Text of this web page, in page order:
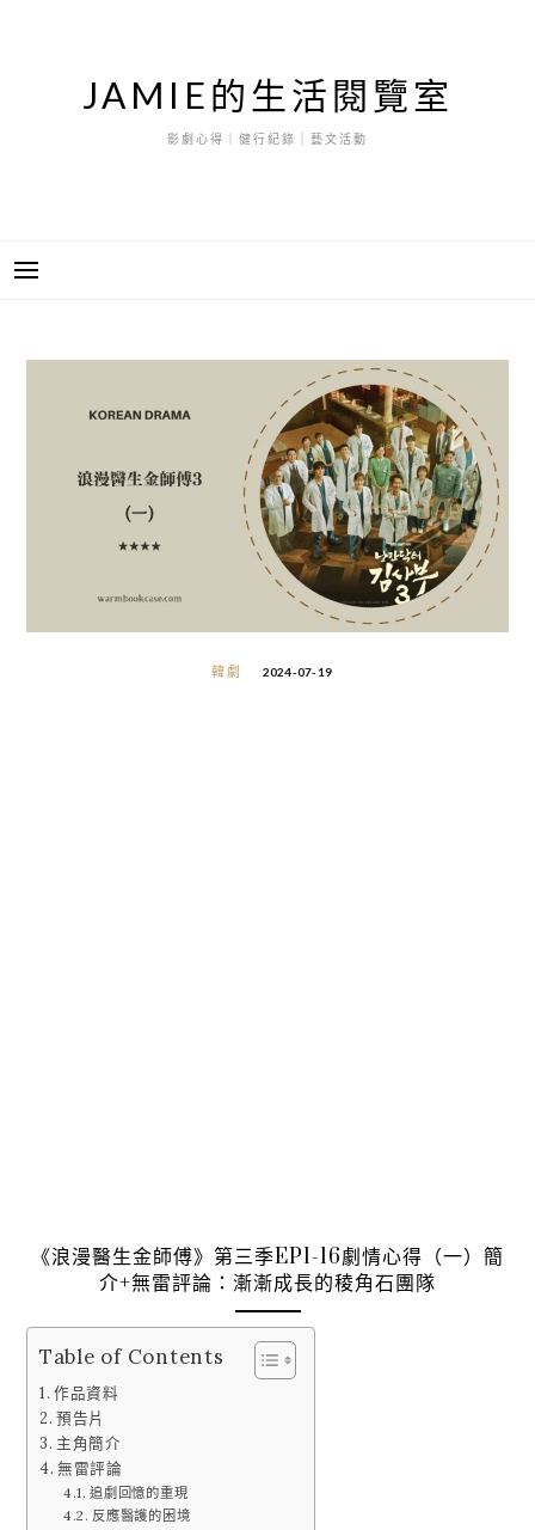
JAMIE的生活閱覽室
影劇心得｜健行紀錄｜藝文活動
韓劇 2024-07-19
《浪漫醫生金師傅》第三季EP1-16劇情心得（一）簡
介+無雷評論：漸漸成長的稜角石團隊
Table of Contents
作品資料
預告片
主角簡介
無雷評論
追劇回憶的重現
反應醫護的困境